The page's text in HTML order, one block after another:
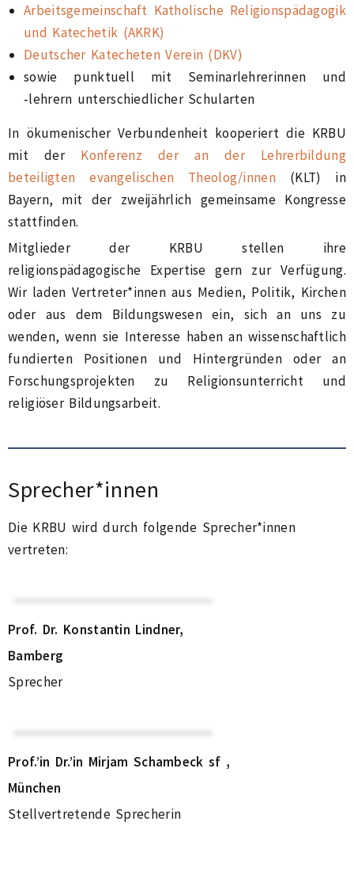
Arbeitsgemeinschaft Katholische Religionspädagogik
und Katechetik (AKRK)
Deutscher Katecheten Verein (DKV)
sowie punktuell mit Seminarlehrerinnen und
‑lehrern unterschiedlicher Schularten
In ökumenischer Verbundenheit kooperiert die KRBU
mit der Konferenz der an der Lehrerbildung
beteiligten evangelischen Theolog/innen (KLT) in
Bayern, mit der zweijährlich gemeinsame Kongresse
stattfinden.
Mitglieder der KRBU stellen ihre
religionspädagogische Expertise gern zur Verfügung.
Wir laden Vertreter*innen aus Medien, Politik, Kirchen
oder aus dem Bildungswesen ein, sich an uns zu
wenden, wenn sie Interesse haben an wissenschaftlich
fundierten Positionen und Hintergründen oder an
Forschungsprojekten zu Religionsunterricht und
religiöser Bildungsarbeit.
Sprecher*innen
Die KRBU wird durch folgende Sprecher*innen
vertreten:
Prof. Dr. Konstantin Lindner,
Bamberg
Sprecher
Prof.’in Dr.’in Mirjam Schambeck sf ,
München
Stellvertretende Sprecherin